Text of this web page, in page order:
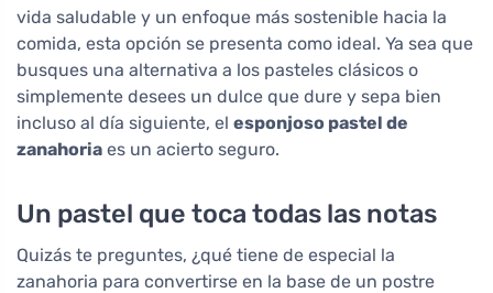
vida saludable y un enfoque más sostenible hacia la
comida, esta opción se presenta como ideal. Ya sea que
busques una alternativa a los pasteles clásicos o
simplemente desees un dulce que dure y sepa bien
incluso al día siguiente, el esponjoso pastel de
zanahoria es un acierto seguro.
Un pastel que toca todas las notas
Quizás te preguntes, ¿qué tiene de especial la
zanahoria para convertirse en la base de un postre